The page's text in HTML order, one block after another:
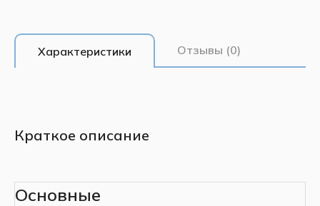
Характеристики Отзывы (0)
Краткое описание
Основные